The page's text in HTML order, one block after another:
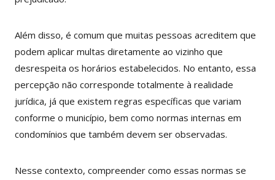
Além disso, é comum que muitas pessoas acreditem que
podem aplicar multas diretamente ao vizinho que
desrespeita os horários estabelecidos. No entanto, essa
percepção não corresponde totalmente à realidade
jurídica, já que existem regras específicas que variam
conforme o município, bem como normas internas em
condomínios que também devem ser observadas.
Nesse contexto, compreender como essas normas se